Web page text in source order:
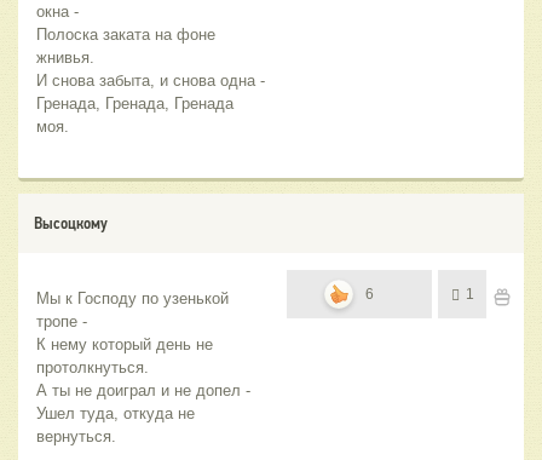
окна -
Полоска заката на фоне
жнивья.
И снова забыта, и снова одна -
Гренада, Гренада, Гренада
моя.
Высоцкому
Мы к Господу по узенькой
тропе -
К нему который день не
протолкнуться.
А ты не доиграл и не допел -
Ушел туда, откуда не
вернуться.
6 1